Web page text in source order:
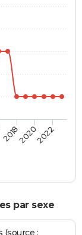
201820202022
par sexe
: